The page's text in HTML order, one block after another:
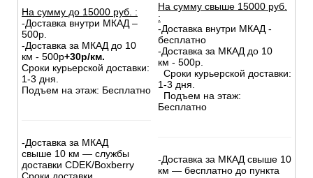
На сумму до 15000 руб. :
-Доставка внутри МКАД –
500р.
-Доставка за МКАД до 10
км - 500р+30р/км.
Сроки курьерской доставки:
1-3 дня.
Подъем на этаж: Бесплатно
-Доставка за МКАД
свыше 10 км — службы
доставки CDEK/Boxberry
На сумму свыше 15000 руб.
:
-Доставка внутри МКАД -
бесплатно
-Доставка за МКАД до 10
км - 500р.
Сроки курьерской доставки:
1-3 дня.
Подъем на этаж:
Бесплатно
-Доставка за МКАД свыше 10
км — бесплатно до пункта